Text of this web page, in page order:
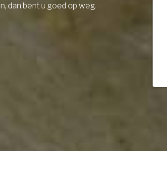
dan bent u goed op weg.